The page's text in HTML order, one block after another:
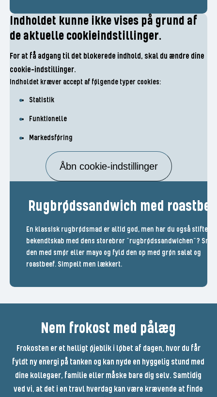
Indholdet kunne ikke vises på grund af
de aktuelle cookieindstillinger.
For at få adgang til det blokerede indhold, skal du ændre dine
cookie-indstillinger.
Indholdet kræver accept af følgende typer cookies:
Statistik
Funktionelle
Markedsføring
Åbn cookie-indstillinger
Rugbrødssandwich med
En klassisk rugbrødsmad er altid god, men har du også stiftet
bekendtskab med dens storebror ”rugbrødssandwichen”? Smør
den med smør eller mayo og fyld den op med grøn salat og
roastbeef. Simpelt men lækkert.
Nem frokost med pålæg
Frokosten er et helligt øjeblik i løbet af dagen, hvor du får
fyldt ny energi på tanken og kan nyde en hyggelig stund med
dine kollegaer, familie eller måske bare dig selv. Samtidig
ved vi, at det i en travl hverdag kan være krævende at finde